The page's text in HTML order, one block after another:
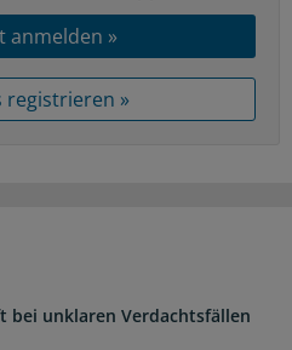
anmelden »
registrieren »
bei unklaren Verdachtsfällen